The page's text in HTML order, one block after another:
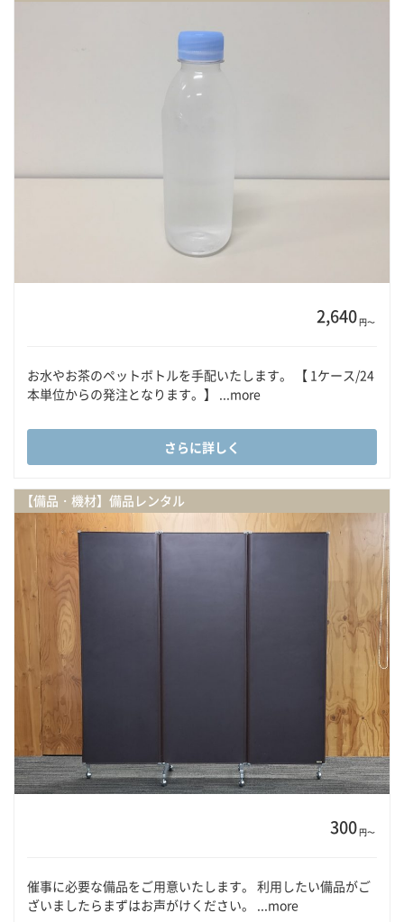
2,640円〜
お水やお茶のペットボトルを手配いたします。 【 1ケース/24
本単位からの発注となります。】 ...more
さらに詳しく
【備品・機材】備品レンタル
300円〜
催事に必要な備品をご用意いたします。 利用したい備品がご
ざいましたらまずはお声がけください。 ...more